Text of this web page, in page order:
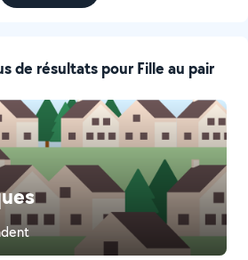
de résultats pour Fille au pair